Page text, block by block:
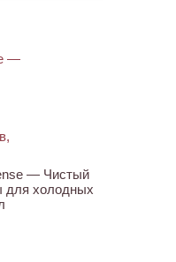
— Чистый
для холодных